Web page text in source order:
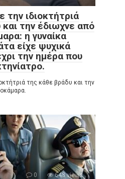
την ιδιοκτήτριά
την έδιωχνε από
η γυναίκα
είχε ψυχικά
την ημέρα που
της κάθε βράδυ και την
0 648 views